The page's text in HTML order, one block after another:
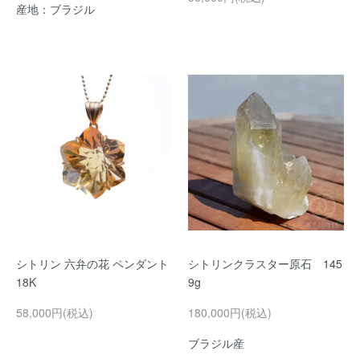
産地：ブラジル
シトリン 六弁の花 ペンダント
18K
58,000円(税込)
シトリンクラスター原石 145
9g
180,000円(税込)
ブラジル産